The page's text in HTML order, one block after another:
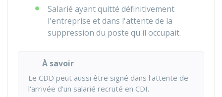
Salarié ayant quitté définitivement
l'entreprise et dans l'attente de la
suppression du poste qu'il occupait.
À savoir
Le CDD peut aussi être signé dans l'attente de
l'arrivée d'un salarié recruté en CDI.